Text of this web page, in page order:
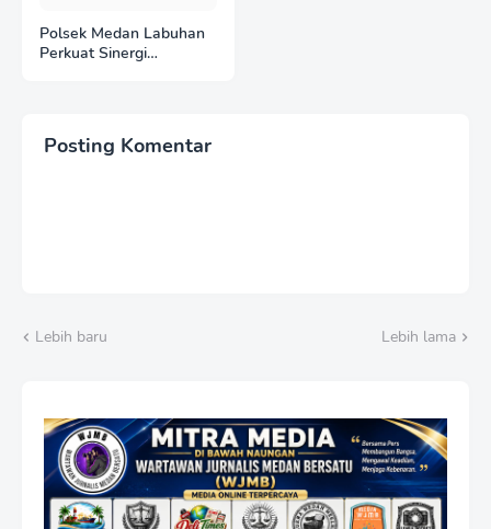
Polsek Medan Labuhan
Perkuat Sinergi
Posting Komentar
Lebih baru Lebih lama